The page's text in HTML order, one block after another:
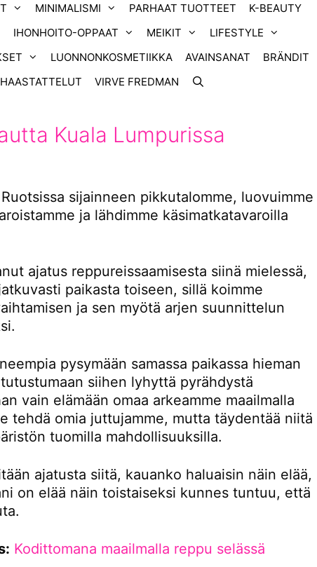
MINIMALISMI PARHAAT TUOTTEET
K-BEAUTY
IHONHOITO-OPPAAT MEIKIT
LIFESTYLE
LUONNONKOSMETIIKKA AVAINSANAT
BRÄNDIT
HAASTATTELUT
VIRVE FREDMAN
Kuala Lumpurissa
sijainneen pikkutalomme, luovuimme
ja lähdimme käsimatkatavaroilla
ajatus reppureissaamisesta siinä mielessä,
paikasta toiseen, sillä koimme
ja sen myötä arjen suunnittelun
pysymään samassa paikassa hieman
siihen lyhyttä pyrähdystä
vain elämään omaa arkeamme maailmalla
tehdä omia juttujamme, mutta täydentää niitä
tuomilla mahdollisuuksilla.
ajatusta siitä, kauanko haluaisin näin elää,
on elää näin toistaiseksi kunnes tuntuu, että
Kodittomana maailmalla reppu selässä